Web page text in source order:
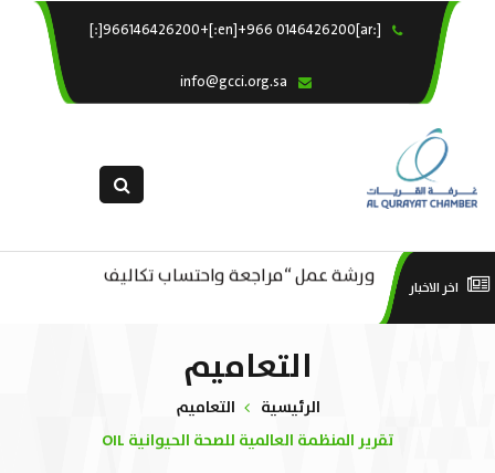
[:ar]966146426200+[:en]+966 0146426200[:] ×
خدماتنا
التقديم الالكترونى
اخر الاخبار
ورشة عمل “مراجعة واحتساب تكاليف
لقطاع الترفيه – الثقافة – السياحة”
ورشة عمل : العمـــــل الحـــــر
التعاميم
الرئيسية
التعاميم
تقرير المنظمة العالمية للصحة الحيوانية OIL